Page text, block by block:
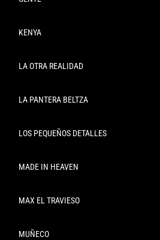
KENYA
LA OTRA REALIDAD
LA PANTERA BELTZA
LOS PEQUEÑOS DETALLES
MADE IN HEAVEN
MAX EL TRAVIESO
MUÑECO